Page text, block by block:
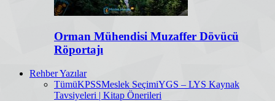
Orman Mühendisi Muzaffer Dövücü
Röportajı
Rehber Yazılar
TümüKPSSMeslek SeçimiYGS – LYS Kaynak
Tavsiyeleri | Kitap Önerileri